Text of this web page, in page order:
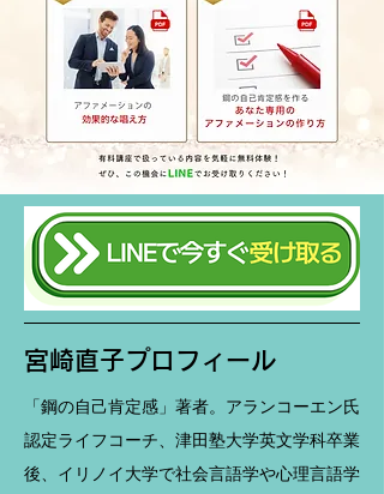
宮崎直子プロフィール
「鋼の自己肯定感」著者。アランコーエン氏
認定ライフコーチ、津田塾大学英文学科卒業
後、イリノイ大学で社会言語学や心理言語学